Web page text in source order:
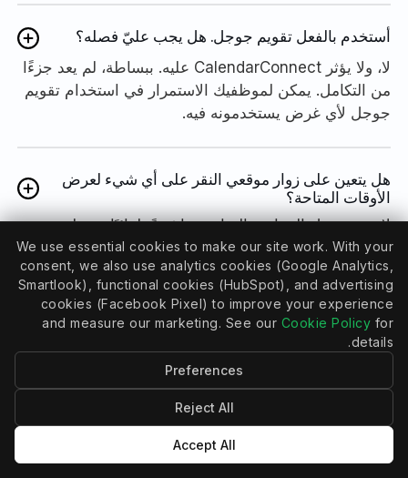
أستخدم بالفعل تقويم جوجل. هل يجب عليّ فصله؟
لا، ولا يؤثر CalendarConnect عليه. ببساطة، لم يعد جزءًا
من التكامل. يمكن لموظفيك الاستمرار في استخدام تقويم
جوجل لأي غرض يستخدمونه فيه.
هل يتعين على زوار موقعي النقر على أي شيء لعرض
الأوقات المتاحة؟
لا. يتم تحميل المواعيد المتاحة مباشرةً تلقائيًا. سيظهر
مؤشر تحميل قصير، ثم مواعيد الحجز الفعلية عبر
Mindbody. إذا تركوا الصفحة مفتوحة، يمكنهم تحديث
المواعيد بنقرة واحدة ومعرفة آخر تحديث للقائمة.
ما هي خطة التقويم المطلوبة؟
يتطلب CalendarConnect خطة مدفوعة من Calendly،
لأن كتابة التوافر في Calendly تستخدم إمكانيات غير
موجودة في المستوى المجاني من Calendly.
We use essential cookies to make our site work. With your
consent, we also use analytics cookies (Google Analytics,
Smartlook), functional cookies (HubSpot), and advertising
cookies (Facebook Pixel) to improve your experience
and measure our marketing. See our Cookie Policy for
details.
Preferences
Reject All
Accept All